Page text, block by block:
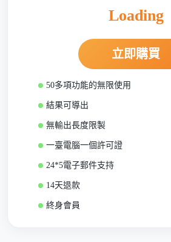
Loading
立即購買
50多項功能的無限使用
結果可導出
無輸出長度限製
一臺電腦一個許可證
24*5電子郵件支持
14天退款
終身會員